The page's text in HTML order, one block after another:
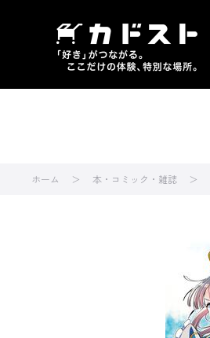
ホーム 本・コミック・雑誌